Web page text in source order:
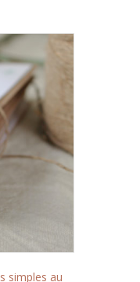
simples au